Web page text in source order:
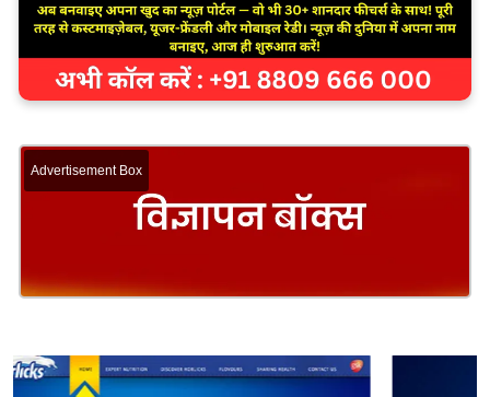
Advertisement Box